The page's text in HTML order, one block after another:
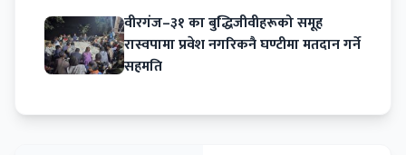
वीरगंज–३१ का बुद्धिजीवीहरूको समूह
रास्वपामा प्रवेश नगरिकनै घण्टीमा मतदान गर्ने
सहमति